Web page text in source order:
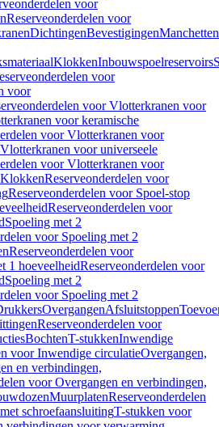
voor
Reserveonderdelen voor
DichtingenBevestigingenManchetten
KlokkenInbouwspoelreservoirs
voor
voor
voor Vlotterkranen voor
voor keramische
voor Vlotterkranen voor
Vlotterkranen voor universeele
voor Vlotterkranen voor
KlokkenReserveonderdelen voor
Reserveonderdelen voor Spoel-stop
Reserveonderdelen voor
Spoeling met 2
voor Spoeling met 2
Reserveonderdelen voor
1 hoeveelheidReserveonderdelen voor
Spoeling met 2
voor Spoeling met 2
OvergangenAfsluitstoppen
Reserveonderdelen voor
BochtenT-stukkenInwendige
voor Inwendige circulatieOvergangen,
en verbindingen,
voor Overgangen en verbindingen,
MuurplatenReserveonderdelen
schroefaansluitingT-stukken voor